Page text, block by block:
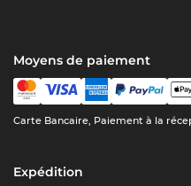
Moyens de paiement
Carte Bancaire, Paiement à la
Expédition